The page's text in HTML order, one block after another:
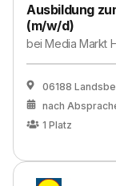
Ausbildung
(m/w/d)
beiMedia Markt
06188
nach
1 Platz